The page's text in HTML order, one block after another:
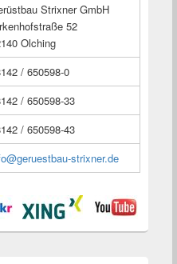
Strixner GmbH
52
Olching
/ 650598-0
/ 650598-33
/ 650598-43
strixner.de